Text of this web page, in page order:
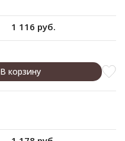
1 116 руб.
В корзину